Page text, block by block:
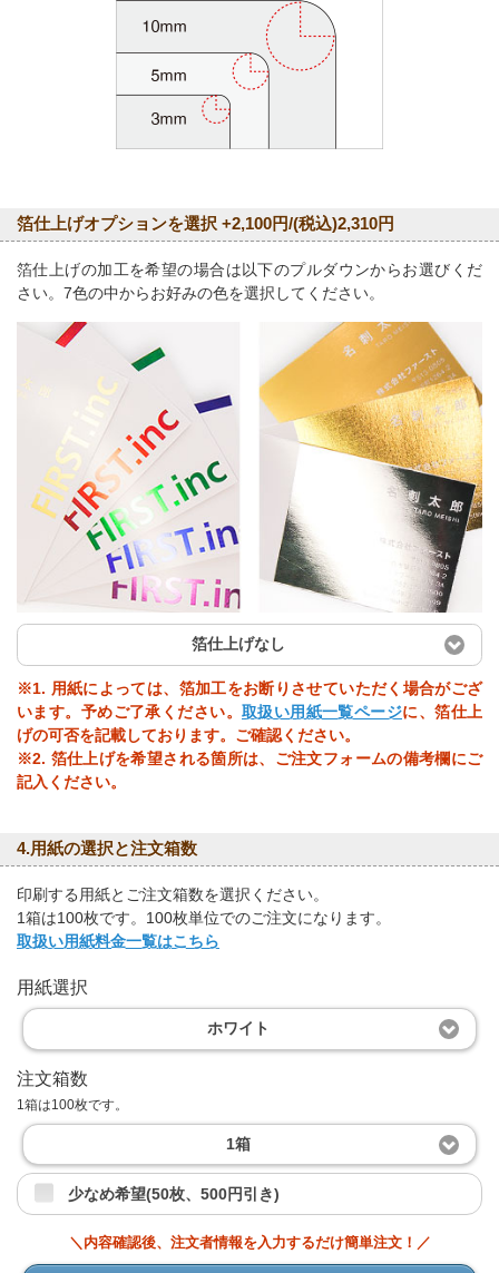
箔仕上げオプションを選択 +2,100円/(税込)2,310円
箔仕上げの加工を希望の場合は以下のプルダウンからお選びくだ
さい。7色の中からお好みの色を選択してください。
箔仕上げなし
※1. 用紙によっては、箔加工をお断りさせていただく場合がござ
います。予めご了承ください。 取扱い用紙一覧ページに、箔仕上
げの可否を記載しております。ご確認ください。
※2. 箔仕上げを希望される箇所は、ご注文フォームの備考欄にご
記入ください。
4.用紙の選択と注文箱数
印刷する用紙とご注文箱数を選択ください。
1箱は100枚です。100枚単位でのご注文になります。
取扱い用紙料金一覧はこちら
用紙選択
ホワイト
注文箱数
1箱は100枚です。
1箱
少なめ希望(50枚、500円引き)
＼内容確認後、注文者情報を入力するだけ簡単注文！／